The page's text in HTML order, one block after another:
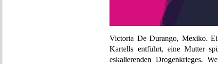
Victoria De Durango, Mexiko.
Kartells entführt, eine Mutter
eskalierenden Drogenkrieges.